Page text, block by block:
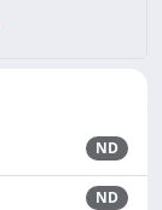
ND
ND